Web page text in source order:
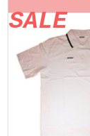
SALE